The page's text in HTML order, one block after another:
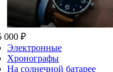
000 ₽
Электронные
Хронографы
На солнечной батарее